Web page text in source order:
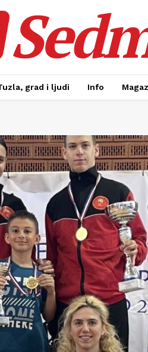
grad i ljudi Info